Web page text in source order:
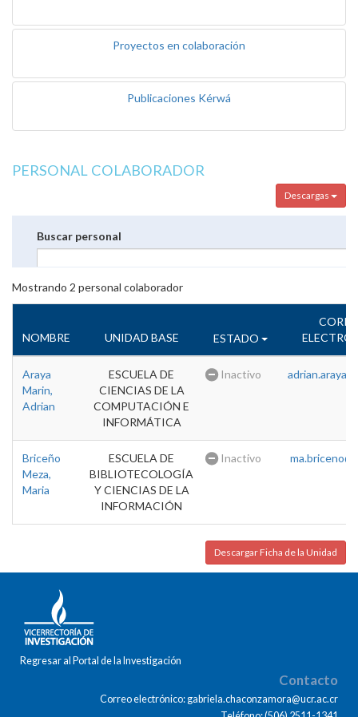
Proyectos en colaboración
Publicaciones Kérwá
PERSONAL COLABORADOR
Descargas
Buscar personal
Mostrando 2 personal colaborador
NOMBRE UNIDAD BASE ESTADO
Araya
Marin,
Adrian
ESCUELA DE
CIENCIAS DE LA
COMPUTACIÓN E
INFORMÁTICA
Inactivo
Briceño
Meza,
Maria
ESCUELA DE
BIBLIOTECOLOGÍA
Y CIENCIAS DE LA
INFORMACIÓN
Inactivo
Descargar Ficha de la Unidad
Regresar al Portal de la Investigación
Contacto
Correo electrónico: gabriela.chaconzamora@ucr.ac.cr